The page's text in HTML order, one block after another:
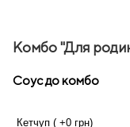
Комбо "Для
Соус до комбо